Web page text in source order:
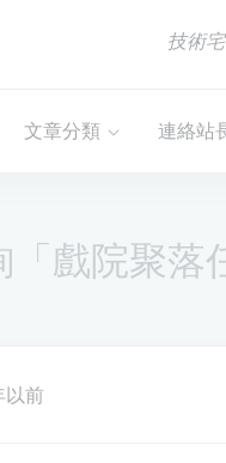
技術
文章分類 連絡站
「戲院聚落
以前